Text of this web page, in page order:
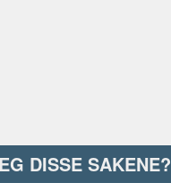
DISSE SAKENE?